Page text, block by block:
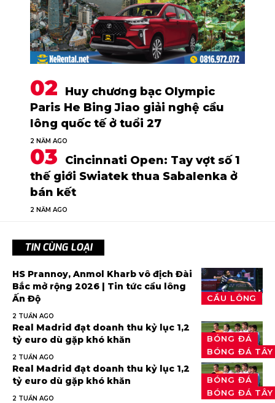
Huy chương bạc Olympic
Paris He Bing Jiao giải nghệ cầu
lông quốc tế ở tuổi 27
2 NĂM AGO
Cincinnati Open: Tay vợt số 1
thế giới Swiatek thua Sabalenka ở
bán kết
2 NĂM AGO
TIN CÙNG LOẠI
CẦU LÔNG
HS Prannoy, Anmol Kharb vô địch Đài
Bắc mở rộng 2026 | Tin tức cầu lông
Ấn Độ
2 TUẦN AGO
BÓNG ĐÁ
BÓNG ĐÁ
Real Madrid đạt doanh thu kỷ lục 1,2
tỷ euro dù gặp khó khăn
2 TUẦN AGO
BÓNG ĐÁ
BÓNG ĐÁ
Real Madrid đạt doanh thu kỷ lục 1,2
tỷ euro dù gặp khó khăn
2 TUẦN AGO